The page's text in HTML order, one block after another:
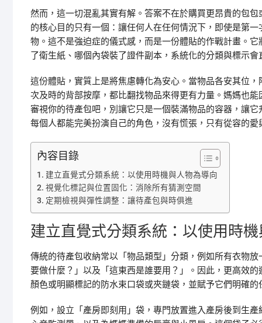
然而，這一切混亂其實有解。答案不在於購買更昂貴的包
的核心目的只有一個：讓任何人在任何情況下，即使是第
物。這不是強迫症的儀式感，而是一份體貼的作戰計畫。
了衛生紙、哪個內袋裝了證件副本，系統化的分類與標示
這份體貼，實質上是將焦慮轉化為安心。當物品各安其位
次及時的背部按摩，都比翻找物品來得更有力量。媽媽也
審視你的待產包吧，別讓它只是一個裝滿物品的容器，讓
每個人都能完美扮演自己的角色，沒有慌張，只有從容的愛
內容目錄
建立直覺式分類系統：以使用時機與人物為導向
視覺化標記與位置固化：消除所有猜測空間
定期檢視與彈性調整：讓待產包與時俱進
建立直覺式分類系統：以使用時
傳統的待產包收納常以「物品類型」分類，例如所有衣物
要做什麼？」以及「這東西是誰要用？」。因此，更高效
顏色或明顯標記的防水束口袋或夾鏈袋，並賦予它們明確的
例如，設立「產房即刻用」袋，專門放置進入產房後到生